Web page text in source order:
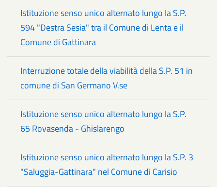
Istituzione senso unico alternato lungo la S.P.
594 "Destra Sesia" tra il Comune di Lenta e il
Comune di Gattinara
Interruzione totale della viabilità della S.P. 51 in
comune di San Germano V.se
Istituzione senso unico alternato lungo la S.P.
65 Rovasenda - Ghislarengo
Istituzione senso unico alternato lungo la S.P. 3
"Saluggia-Gattinara" nel Comune di Carisio